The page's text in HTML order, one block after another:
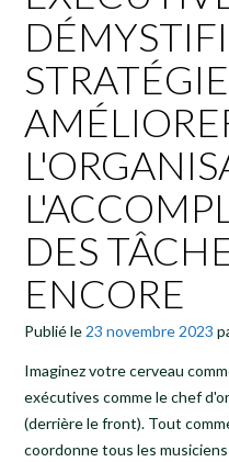
DES
ENCORE
Publié le 23 novembre 2023
Imaginez votre cerveau
exécutives comme le chef
(derrière le front). Tout
coordonne tous les